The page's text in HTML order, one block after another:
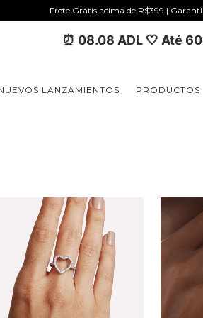
Frete Grátis acima de R$399 |
⏰ 08.08 ADL 🤍 Até
LANZAMIENTOS PRODUCTOS